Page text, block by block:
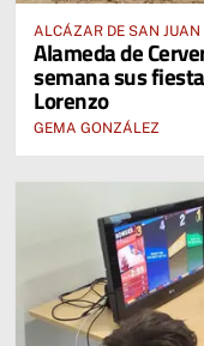
ALCÁZAR DE SAN JUAN
Alameda de
semana sus
Lorenzo
GEMA GONZÁLEZ